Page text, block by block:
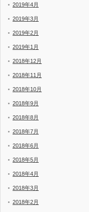
2019年4月
2019年3月
2019年2月
2019年1月
2018年12月
2018年11月
2018年10月
2018年9月
2018年8月
2018年7月
2018年6月
2018年5月
2018年4月
2018年3月
2018年2月